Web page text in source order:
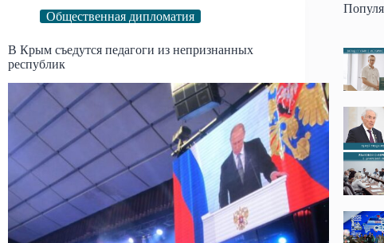
Общественная дипломатия
В Крым съедутся педагоги из непризнанных
республик